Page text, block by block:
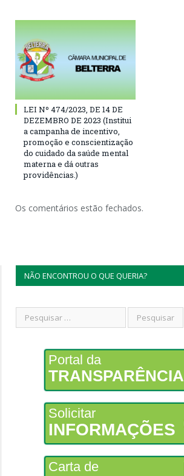
LEI Nº 474/2023, DE 14 DE
DEZEMBRO DE 2023 (Institui
a campanha de incentivo,
promoção e conscientização
do cuidado da saúde mental
materna e dá outras
providências.)
Os comentários estão fechados.
NÃO ENCONTROU O QUE QUERIA?
Portal da
TRANSPARÊNCIA
Solicitar
INFORMAÇÕES
Carta de